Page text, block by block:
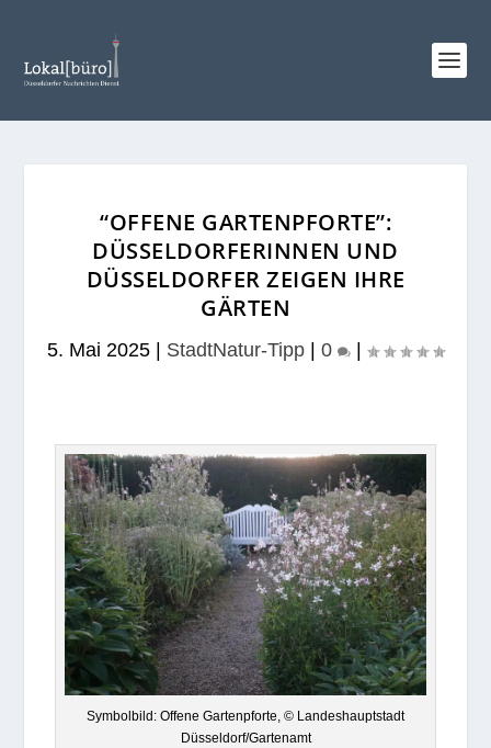
“OFFENE GARTENPFORTE”:
DÜSSELDORFERINNEN UND
DÜSSELDORFER ZEIGEN IHRE
GÄRTEN
5. Mai 2025 StadtNatur-Tipp 0
Sym­bol­bild: Offene Gar­ten­pforte, © Lan­des­haupt­stadt
Düsseldorf/Gartenamt